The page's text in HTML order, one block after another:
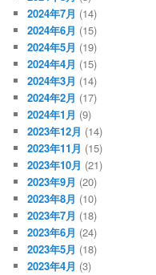
2024年7月 (14)
2024年6月 (15)
2024年5月 (19)
2024年4月 (15)
2024年3月 (14)
2024年2月 (17)
2024年1月 (9)
2023年12月 (14)
2023年11月 (15)
2023年10月 (21)
2023年9月 (20)
2023年8月 (10)
2023年7月 (18)
2023年6月 (24)
2023年5月 (18)
2023年4月 (3)